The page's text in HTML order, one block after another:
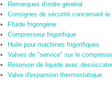
Remarques d'ordre général
Consignes de sécurité concernant
Ffuide frigorigène
Compresseur frigorifique
Huile pour machines frigorifiques
Valves de "service" sur le
Réservoir de liquide avec
Valve d'expansion thermostatique